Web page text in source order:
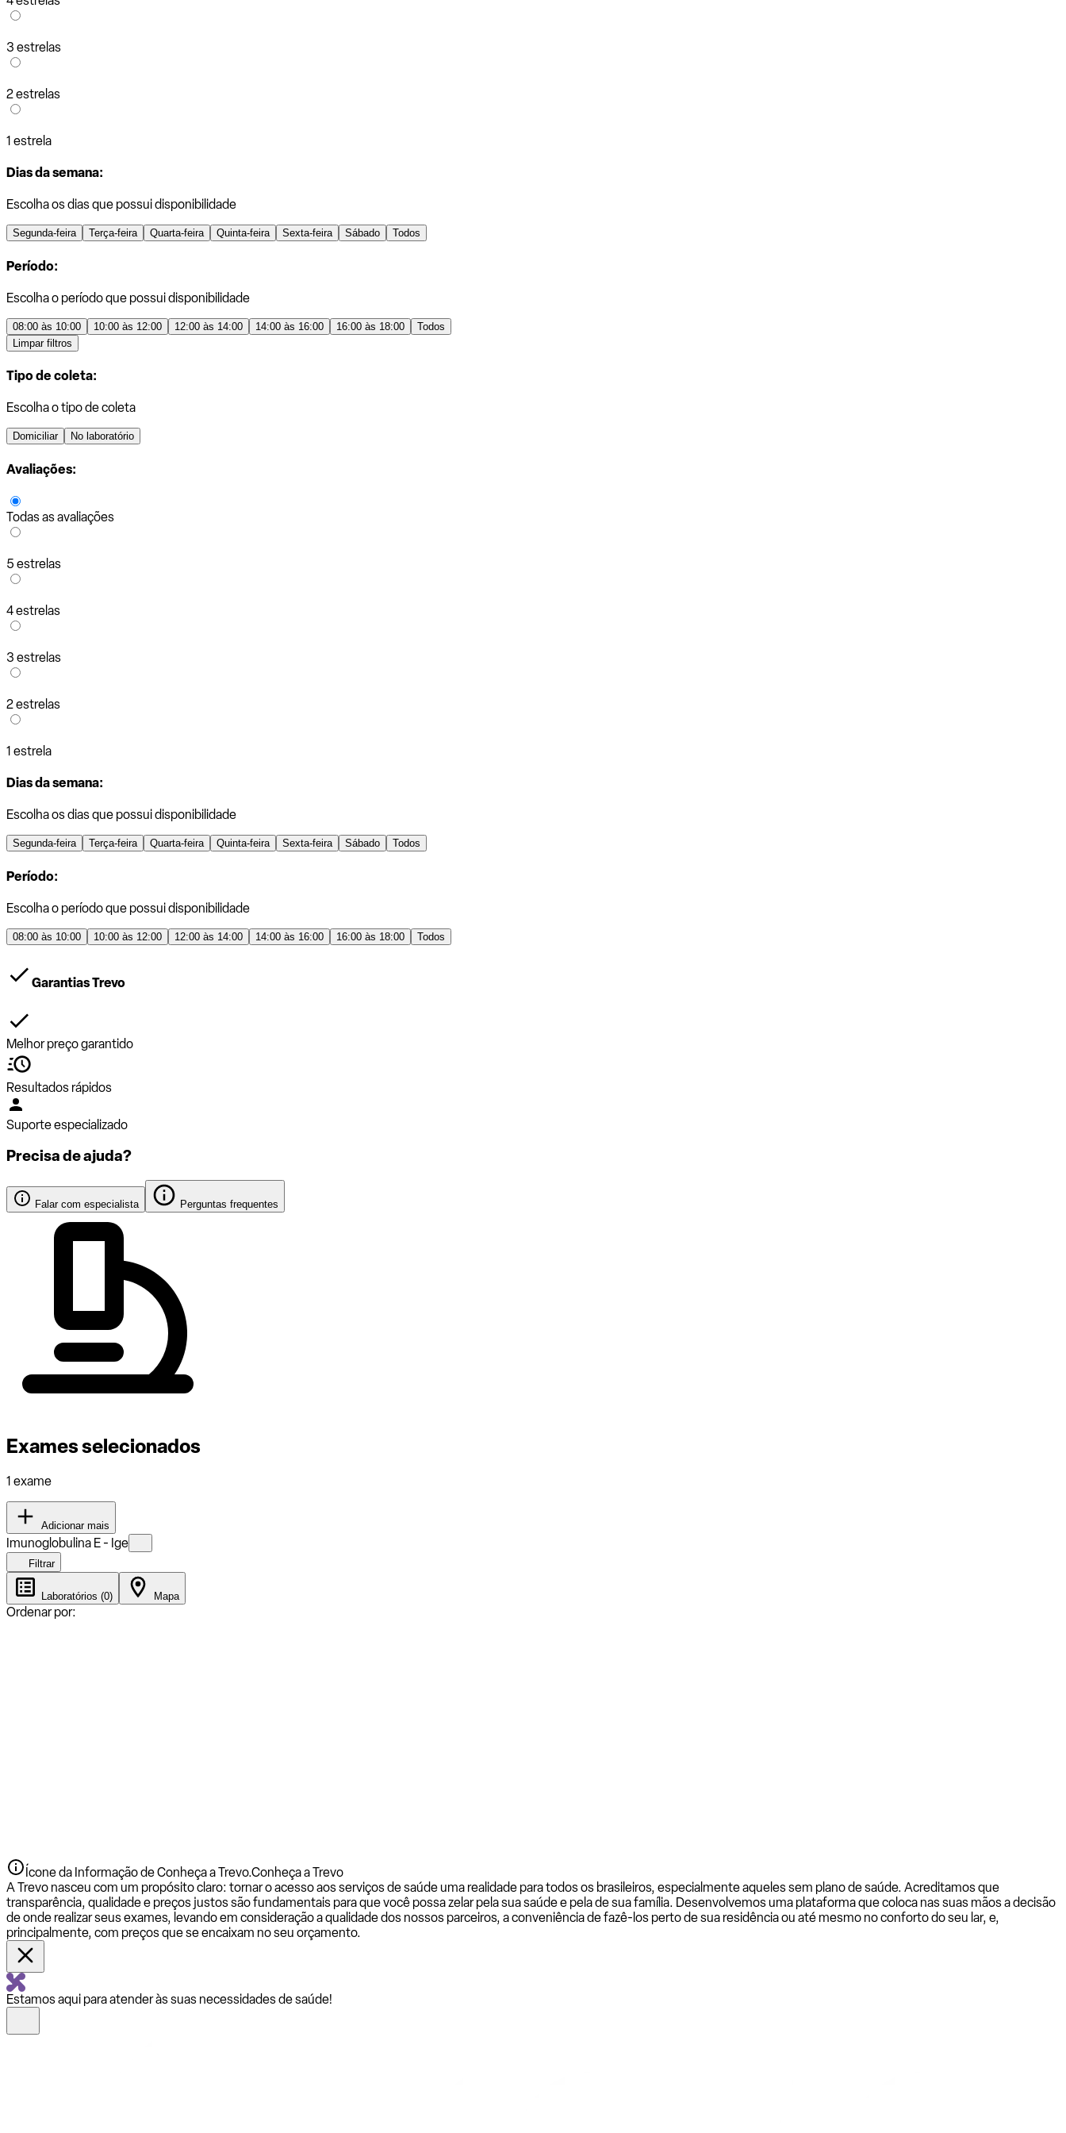
3 estrelas
2 estrelas
1 estrela
Dias da semana:
Escolha os dias que possui disponibilidade
Segunda-feira Terça-feira Quarta-feira Quinta-feira Sexta-feira Sábado Todos
Período:
Escolha o período que possui disponibilidade
08:00 às 10:00 10:00 às 12:00 12:00 às 14:00 14:00 às 16:00 16:00 às 18:00
Todos
Limpar filtros
Tipo de coleta:
Escolha o tipo de coleta
Domiciliar No laboratório
Avaliações:
Todas as avaliações
5 estrelas
4 estrelas
3 estrelas
2 estrelas
1 estrela
Dias da semana:
Escolha os dias que possui disponibilidade
Segunda-feira Terça-feira Quarta-feira Quinta-feira Sexta-feira Sábado Todos
Período:
Escolha o período que possui disponibilidade
08:00 às 10:00 10:00 às 12:00 12:00 às 14:00 14:00 às 16:00 16:00 às 18:00 Todos
Garantias Trevo
Melhor preço garantido
Resultados rápidos
Suporte especializado
Precisa de ajuda?
Falar com especialista Perguntas frequentes
Exames selecionados
1 exame
Adicionar mais
Imunoglobulina E - Ige
Filtrar
Laboratórios (0) Mapa
Ordenar por:
Ícone da Informação de Conheça a Trevo.Conheça a Trevo
A Trevo nasceu com um propósito claro: tornar o acesso aos serviços de saúde uma realidade para todos os brasileiros, especialmente aqueles sem plano de saúde. Acreditamos que
transparência, qualidade e preços justos são fundamentais para que você possa zelar pela sua saúde e pela de sua família. Desenvolvemos uma plataforma que coloca nas suas mãos a decisão
de onde realizar seus exames, levando em consideração a qualidade dos nossos parceiros, a conveniência de fazê-los perto de sua residência ou até mesmo no conforto do seu lar, e,
principalmente, com preços que se encaixam no seu orçamento.
Estamos aqui para atender às suas necessidades de saúde!